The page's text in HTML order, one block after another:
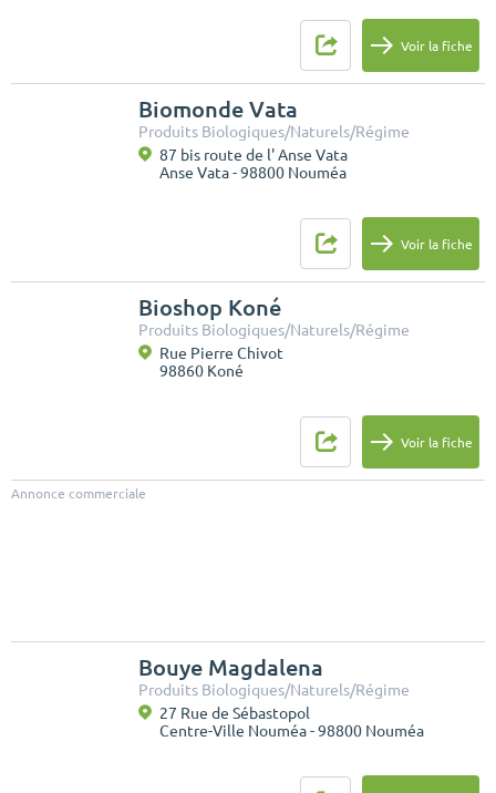
Voir la fiche
Biomonde Vata
Produits Biologiques/Naturels/Régime
87 bis route de l' Anse Vata
Anse Vata - 98800 Nouméa
Voir la fiche
Bioshop Koné
Produits Biologiques/Naturels/Régime
Rue Pierre Chivot
98860 Koné
Voir la fiche
Annonce commerciale
Bouye Magdalena
Produits Biologiques/Naturels/Régime
27 Rue de Sébastopol
Centre-Ville Nouméa - 98800 Nouméa